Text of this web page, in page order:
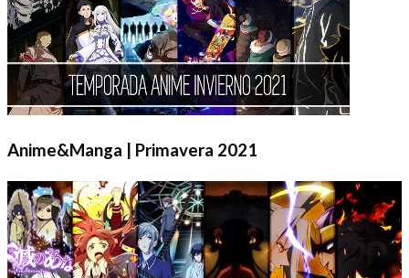
Anime&Manga | Primavera 2021